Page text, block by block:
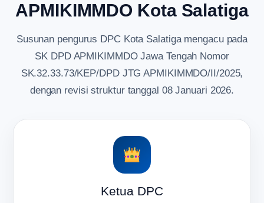
APMIKIMMDO Kota Salatiga
Susunan pengurus DPC Kota Salatiga mengacu pada
SK DPD APMIKIMMDO Jawa Tengah Nomor
SK.32.33.73/KEP/DPD JTG APMIKIMMDO/II/2025,
dengan revisi struktur tanggal 08 Januari 2026.
Ketua DPC